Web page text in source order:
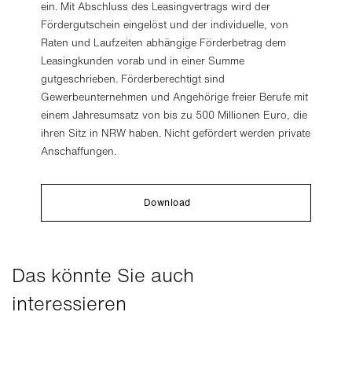
ein. Mit Abschluss des Leasingvertrags wird der
Fördergutschein eingelöst und der individuelle, von
Raten und Laufzeiten abhängige Förderbetrag dem
Leasingkunden vorab und in einer Summe
gutgeschrieben. Förderberechtigt sind
Gewerbeunternehmen und Angehörige freier Berufe mit
einem Jahresumsatz von bis zu 500 Millionen Euro, die
ihren Sitz in NRW haben. Nicht gefördert werden private
Anschaffungen.
Download
Das könnte Sie auch
interessieren